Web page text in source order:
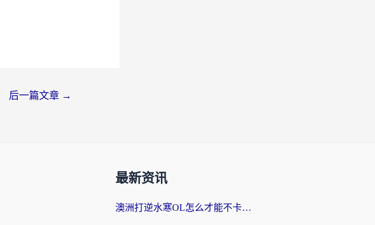
后一篇文章 →
最新资讯
澳洲打逆水寒OL怎么才能不卡？海外玩家国服游戏加速终极指南（附梦幻模拟战地铁跑酷解决办法）